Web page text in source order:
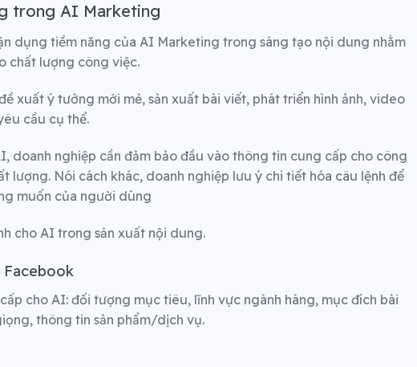
trong AI Marketing
dụng tiềm năng của AI Marketing trong sáng tạo nội dung nhằm
chất lượng công việc.
xuất ý tưởng mới mẻ, sản xuất bài viết, phát triển hình ảnh, video
cầu cụ thể.
doanh nghiệp cần đảm bảo đầu vào thông tin cung cấp cho công
lượng. Nói cách khác, doanh nghiệp lưu ý chi tiết hóa câu lệnh để
muốn của người dùng
cho AI trong sản xuất nội dung.
Facebook
cho AI: đối tượng mục tiêu, lĩnh vực ngành hàng, mục đích bài
thông tin sản phẩm/dịch vụ.